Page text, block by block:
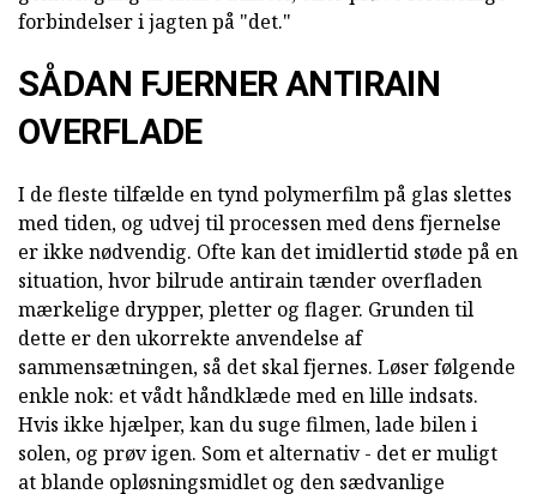
forbindelser i jagten på "det."
SÅDAN FJERNER ANTIRAIN
OVERFLADE
I de fleste tilfælde en tynd polymerfilm på glas slettes
med tiden, og udvej til processen med dens fjernelse
er ikke nødvendig. Ofte kan det imidlertid støde på en
situation, hvor bilrude antirain tænder overfladen
mærkelige drypper, pletter og flager. Grunden til
dette er den ukorrekte anvendelse af
sammensætningen, så det skal fjernes. Løser følgende
enkle nok: et vådt håndklæde med en lille indsats.
Hvis ikke hjælper, kan du suge filmen, lade bilen i
solen, og prøv igen. Som et alternativ - det er muligt
at blande opløsningsmidlet og den sædvanlige